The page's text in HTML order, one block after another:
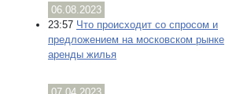
06.08.2023
23:57 Что происходит со спросом и
предложением на московском рынке
аренды жилья